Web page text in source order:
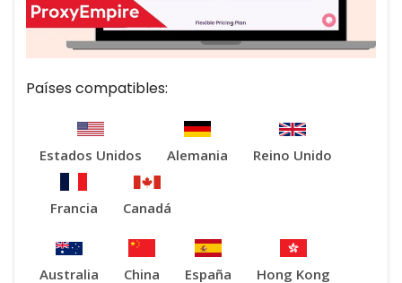
Países compatibles:
Estados Unidos Alemania Reino Unido
Francia Canadá
Australia China España Hong Kong